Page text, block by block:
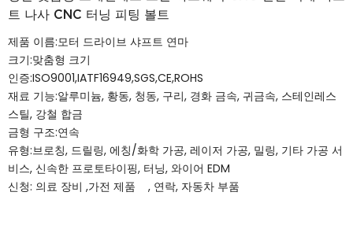
트 나사 CNC 터닝 피팅 볼트
제품 이름:모터 드라이브 샤프트 연마
크기:맞춤형 크기
인증:ISO9001,IATF16949,SGS,CE,ROHS
재료 기능:알루미늄, 황동, 청동, 구리, 경화 금속, 귀금속, 스테인레스
스틸, 강철 합금
금형 구조:연속
유형:브로칭, 드릴링, 에칭/화학 가공, 레이저 가공, 밀링, 기타 가공 서
비스, 신속한 프로토타이핑, 터닝, 와이어 EDM
신청: 의료 장비 ,가전 제품 , 연락, 자동차 부품